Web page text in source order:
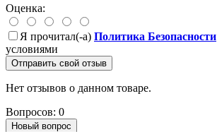
Оценка:
Я прочитал(-а) Политика Безопасности
условиями
Отправить свой отзыв
Нет отзывов о данном товаре.
Вопросов: 0
Новый вопрос